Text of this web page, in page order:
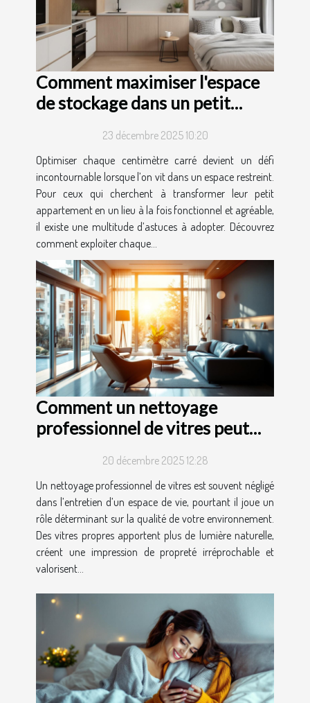
Comment maximiser l'espace
de stockage dans un petit
23 décembre 2025 10:20
Optimiser chaque centimètre carré devient un défi
incontournable lorsque l’on vit dans un espace restreint.
Pour ceux qui cherchent à transformer leur petit
appartement en un lieu à la fois fonctionnel et agréable,
il existe une multitude d’astuces à adopter. Découvrez
comment exploiter chaque...
Comment un nettoyage
professionnel de vitres peut
20 décembre 2025 12:28
Un nettoyage professionnel de vitres est souvent négligé
dans l’entretien d’un espace de vie, pourtant il joue un
rôle déterminant sur la qualité de votre environnement.
Des vitres propres apportent plus de lumière naturelle,
créent une impression de propreté irréprochable et
valorisent...